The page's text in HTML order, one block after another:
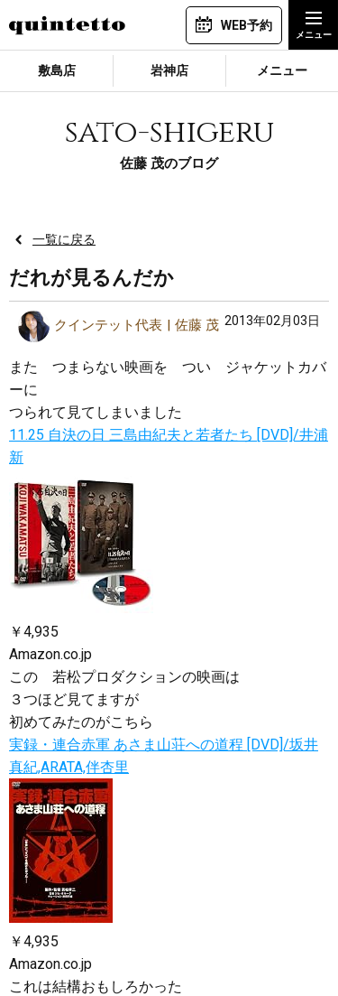
WEB予約
敷島店 岩神店 メニュー
sato-shigeru
佐藤 茂のブログ
一覧に戻る
だれが見るんだか
クインテット代表 佐藤 茂 2013年02月03日
また つまらない映画を つい ジャケットカバ
ーに
つられて見てしまいました
11.25 自決の日 三島由紀夫と若者たち [DVD]/井浦
新
￥4,935
Amazon.co.jp
この 若松プロダクションの映画は
３つほど見てますが
初めてみたのがこちら
実録・連合赤軍 あさま山荘への道程 [DVD]/坂井
真紀,ARATA,伴杏里
￥4,935
Amazon.co.jp
これは結構おもしろかった